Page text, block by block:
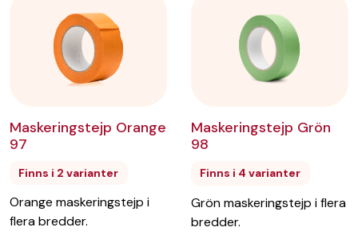
Maskeringstejp Orange
97
Finns i 2 varianter
Orange maskeringstejp i
flera bredder.
Maskeringstejp Grön
98
Finns i 4 varianter
Grön maskeringstejp i flera
bredder.